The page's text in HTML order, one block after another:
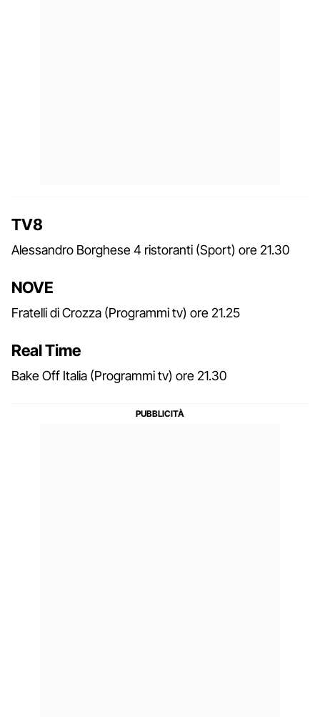
TV8
Alessandro Borghese 4 ristoranti (Sport) ore 21.30
NOVE
Fratelli di Crozza (Programmi tv) ore 21.25
Real Time
Bake Off Italia (Programmi tv) ore 21.30